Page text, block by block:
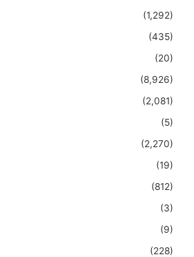
(1,292)
(435)
(20)
(8,926)
(2,081)
(5)
(2,270)
(19)
(812)
(3)
(9)
(228)